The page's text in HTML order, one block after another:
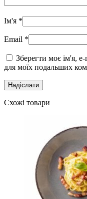
Ім'я *
Email *
Зберегти моє ім'я,
для моїх подальших
Схожі товари